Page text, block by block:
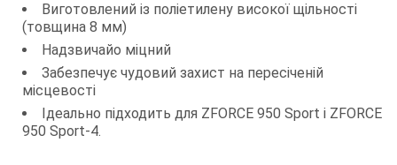
Виготовлений із поліетилену високої щільності
(товщина 8 мм)
Надзвичайо міцний
Забезпечує чудовий захист на пересіченій
місцевості
Ідеально підходить для ZFORCE 950 Sport і ZFORCE
950 Sport-4.